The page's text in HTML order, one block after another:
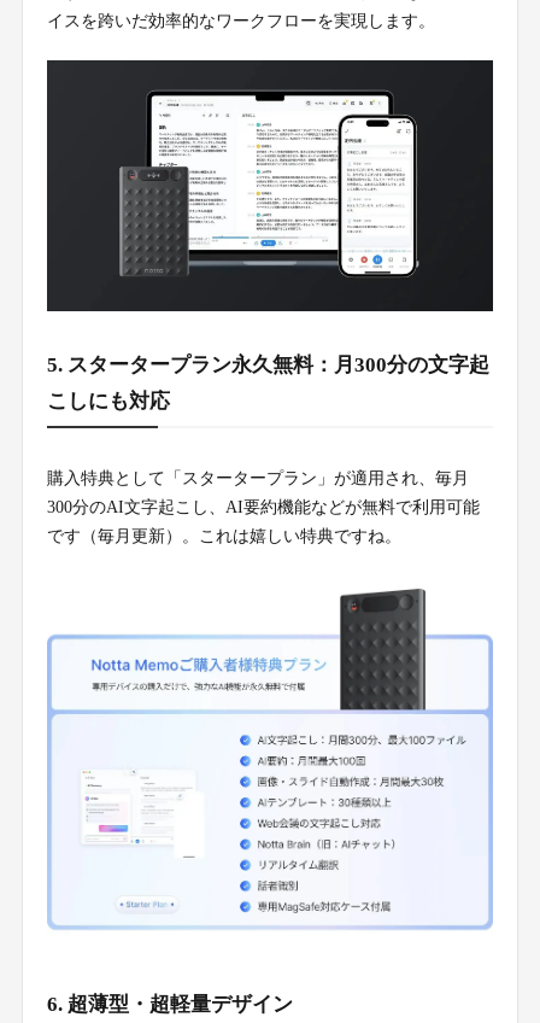
イスを跨いだ効率的なワークフローを実現します。
5. スタータープラン永久無料：月300分の文字起
こしにも対応
購入特典として「スタータープラン」が適用され、毎月
300分のAI文字起こし、AI要約機能などが無料で利用可能
です（毎月更新）。これは嬉しい特典ですね。
6. 超薄型・超軽量デザイン